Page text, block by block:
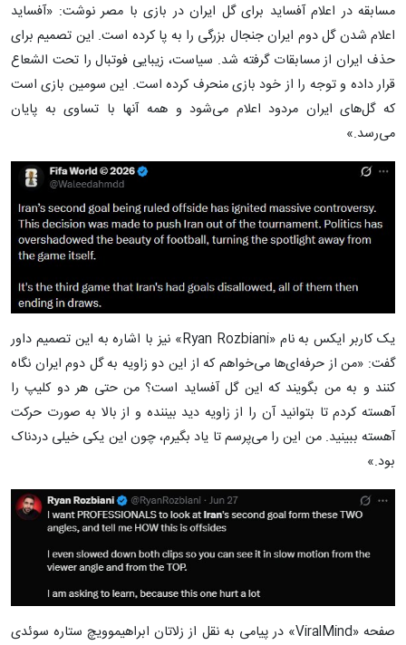
مسابقه در اعلام آفساید برای گل ایران در بازی با مصر نوشت: «آفساید
اعلام شدن گل دوم ایران جنجال بزرگی را به پا کرده است. این تصمیم برای
حذف ایران از مسابقات گرفته شد. سیاست، زیبایی فوتبال را تحت الشعاع
قرار داده و توجه را از خود بازی منحرف کرده است. این سومین بازی است
که گل‌های ایران مردود اعلام می‌شود و همه آنها با تساوی به پایان
می‌رسد.»
یک کاربر ایکس به نام «Ryan Rozbiani» نیز با اشاره به این تصمیم داور
گفت: «من از حرفه‌ای‌ها می‌خواهم که از این دو زاویه به گل دوم ایران نگاه
کنند و به من بگویند که این گل آفساید است؟ من حتی هر دو کلیپ را
آهسته کردم تا بتوانید آن را از زاویه دید بیننده و از بالا به صورت حرکت
آهسته ببینید. من این را می‌پرسم تا یاد بگیرم، چون این یکی خیلی دردناک
بود.»
صفحه «ViralMind» در پیامی به نقل از زلاتان ابراهیموویچ ستاره سوئدی